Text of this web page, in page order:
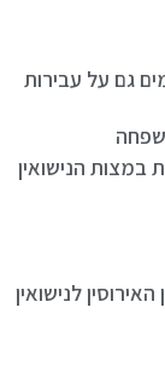
גם על עבירות